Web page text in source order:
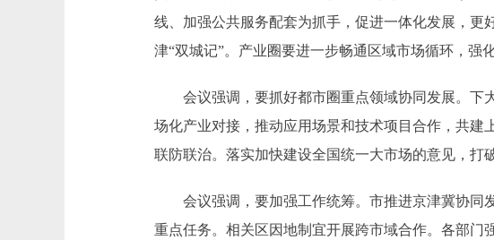
线、加强公共服务配套为抓手，促进一体化发展，
津“双城记”。产业圈要进一步畅通区域市场循环，强
会议强调，要抓好都市圈重点领域协同发展。下
场化产业对接，推动应用场景和技术项目合作，共
联防联治。落实加快建设全国统一大市场的意见，打
会议强调，要加强工作统筹。市推进京津冀协同
重点任务。相关区因地制宜开展跨市域合作。各部